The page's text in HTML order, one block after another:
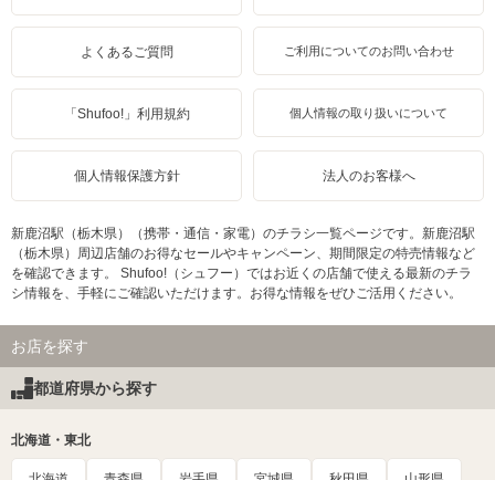
よくあるご質問 ご利用についてのお問い合わせ
「Shufoo!」利用規約 個人情報の取り扱いについて
個人情報保護方針 法人のお客様へ
新鹿沼駅（栃木県）（携帯・通信・家電）のチラシ一覧ページです。新鹿沼駅
（栃木県）周辺店舗のお得なセールやキャンペーン、期間限定の特売情報など
を確認できます。 Shufoo!（シュフー）ではお近くの店舗で使える最新のチラ
シ情報を、手軽にご確認いただけます。お得な情報をぜひご活用ください。
お店を探す
都道府県から探す
北海道・東北